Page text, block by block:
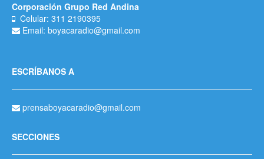
Corporación Grupo Red Andina
Celular: 311 2190395
Email: boyacaradio@gmail.com
ESCRÍBANOS A
prensaboyacaradio@gmail.com
SECCIONES